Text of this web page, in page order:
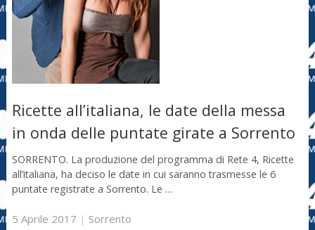
Ricette all’italiana, le date della messa
in onda delle puntate girate a Sorrento
SORRENTO. La produzione del programma di Rete 4, Ricette
all’italiana, ha deciso le date in cui saranno trasmesse le 6
puntate registrate a Sorrento. Le …
5 Aprile 2017 | Sorrento